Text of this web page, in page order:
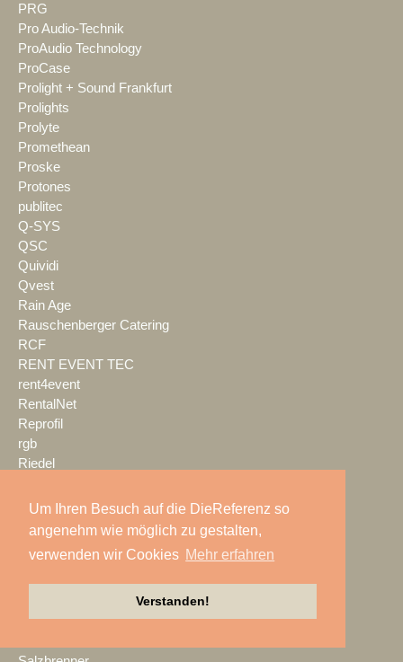
Um Ihren Besuch auf die DieReferenz so
angenehm wie möglich zu gestalten,
verwenden wir Cookies Mehr erfahren
Verstanden!
PRG
Pro Audio-Technik
ProAudio Technology
ProCase
Prolight + Sound Frankfurt
Prolights
Prolyte
Promethean
Proske
Protones
publitec
Q-SYS
QSC
Quividi
Qvest
Rain Age
Rauschenberger Catering
RCF
RENT EVENT TEC
rent4event
RentalNet
Reprofil
rgb
Riedel
rk Light & Sound
Rockline Cases
ROE Visual
Roland Pro A/V
RØDE